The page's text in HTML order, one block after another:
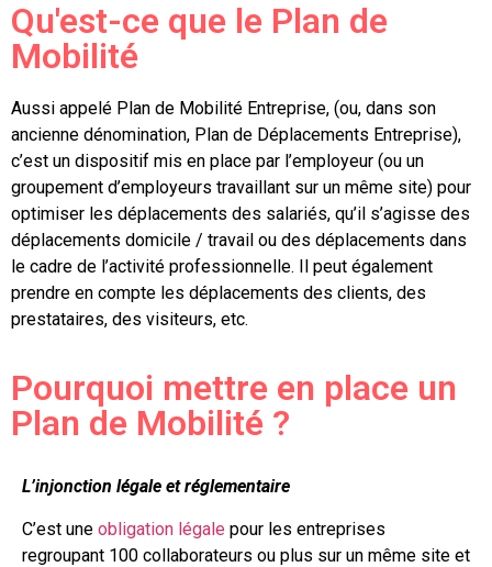
Qu'est-ce que le Plan de
Mobilité
Aussi appelé Plan de Mobilité Entreprise, (ou, dans son
ancienne dénomination, Plan de Déplacements Entreprise),
c’est un dispositif mis en place par l’employeur (ou un
groupement d’employeurs travaillant sur un même site) pour
optimiser les déplacements des salariés, qu’il s’agisse des
déplacements domicile / travail ou des déplacements dans
le cadre de l’activité professionnelle. Il peut également
prendre en compte les déplacements des clients, des
prestataires, des visiteurs, etc.
Pourquoi mettre en place un
Plan de Mobilité ?
L’injonction légale et réglementaire
C’est une obligation légale pour les entreprises
regroupant 100 collaborateurs ou plus sur un même site et